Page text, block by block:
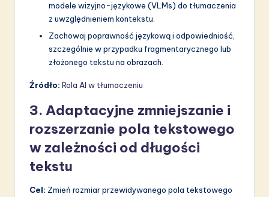
modele wizyjno-językowe (VLMs) do tłumaczenia
z uwzględnieniem kontekstu.
Zachowaj poprawność językową i odpowiedniość,
szczególnie w przypadku fragmentarycznego lub
złożonego tekstu na obrazach.
Źródło: Rola AI w tłumaczeniu
3. Adaptacyjne zmniejszanie i
rozszerzanie pola tekstowego
w zależności od długości
tekstu
Cel: Zmień rozmiar przewidywanego pola tekstowego